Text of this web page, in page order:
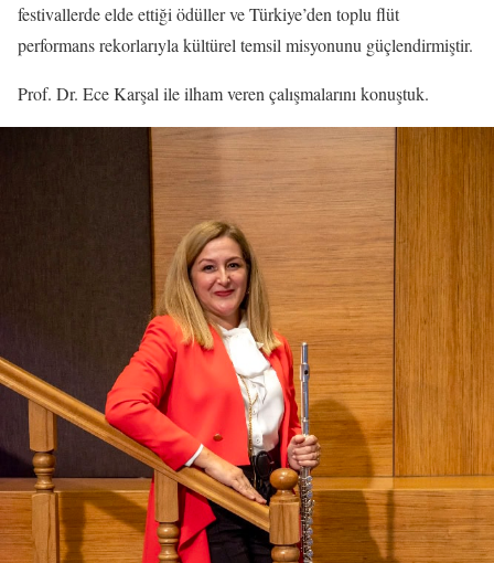
festivallerde elde ettiği ödüller ve Türkiye’den toplu flüt
performans rekorlarıyla kültürel temsil misyonunu güçlendirmiştir.
Prof. Dr. Ece Karşal ile ilham veren çalışmalarını konuştuk.